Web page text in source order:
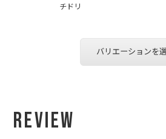
チドリ
バリエーションを
Review